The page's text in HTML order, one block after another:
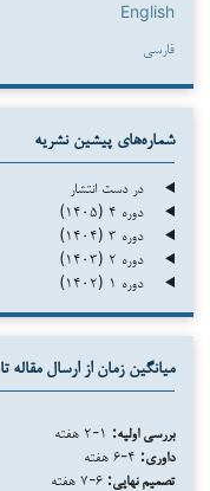
English
فارسی
شماره‌های پیشین نشریه
در دست انتشار
دوره ۴ (۱۴۰۵)
دوره ۳ (۱۴۰۴)
دوره ۲ (۱۴۰۳)
دوره ۱ (۱۴۰۲)
میانگین زمان از ارسال مقاله تا
بررسی اولیه:
داوری:
تصمیم نهایی: